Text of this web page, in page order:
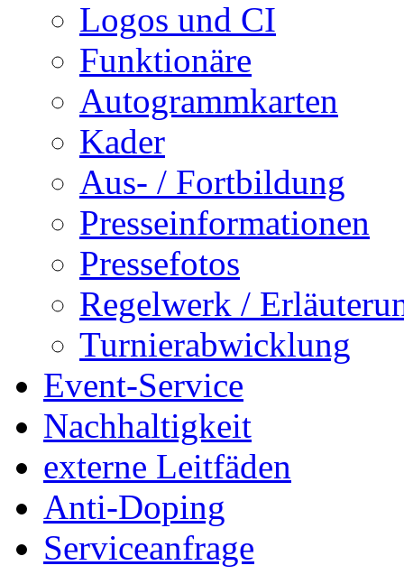
Logos und CI
Funktionäre
Autogrammkarten
Kader
Aus- / Fortbildung
Presseinformationen
Pressefotos
Regelwerk /
Turnierabwicklung
Event-Service
Nachhaltigkeit
externe Leitfäden
Anti-Doping
Serviceanfrage